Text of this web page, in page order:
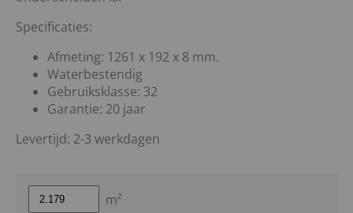
Specificaties:
Afmeting: 1261 x 192 x 8 mm.
Waterbestendig
Gebruiksklasse: 32
Garantie: 20 jaar
Levertijd: 2-3 werkdagen
m²